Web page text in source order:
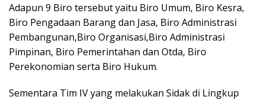
Adapun 9 Biro tersebut yaitu Biro Umum, Biro Kesra,
Biro Pengadaan Barang dan Jasa, Biro Administrasi
Pembangunan,Biro Organisasi,Biro Administrasi
Pimpinan, Biro Pemerintahan dan Otda, Biro
Perekonomian serta Biro Hukum.
Sementara Tim IV yang melakukan Sidak di Lingkup